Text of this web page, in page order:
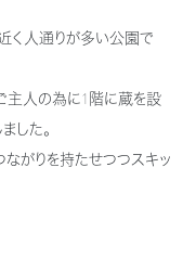
討の方
目の最新情報など、住まい
。
く人通りが多い公園で
主人の為に1階に蔵を設
した。
がりを持たせつつスキッ